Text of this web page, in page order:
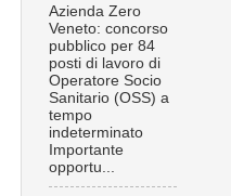
Azienda Zero
Veneto: concorso
pubblico per 84
posti di lavoro di
Operatore Socio
Sanitario (OSS) a
tempo
indeterminato
Importante
opportu...